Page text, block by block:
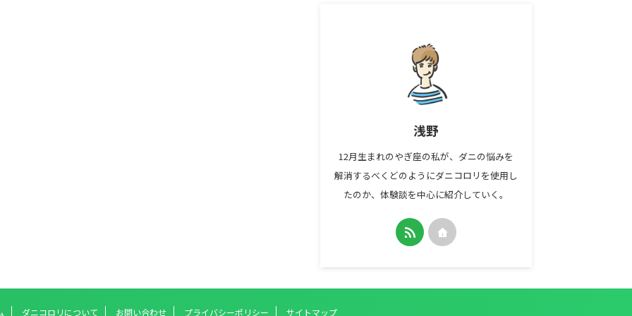
浅野
12月生まれのやぎ座の私が、ダニの悩みを
解消するべくどのようにダニコロリを使用し
たのか、体験談を中心に紹介していく。
ダニコロリについて お問い合わせ プライバシーポリシー サイトマップ